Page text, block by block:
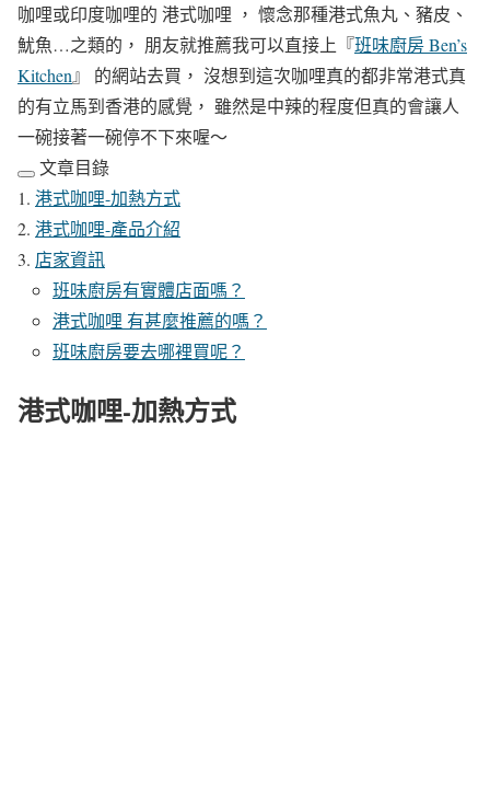
咖哩或印度咖哩的 港式咖哩 ， 懷念那種港式魚丸、豬皮、
魷魚…之類的， 朋友就推薦我可以直接上『班味廚房 Ben’s
Kitchen』 的網站去買， 沒想到這次咖哩真的都非常港式真
的有立馬到香港的感覺， 雖然是中辣的程度但真的會讓人
一碗接著一碗停不下來喔～
文章目錄
港式咖哩-加熱方式
港式咖哩-產品介紹
店家資訊
班味廚房有實體店面嗎？
港式咖哩 有甚麼推薦的嗎？
班味廚房要去哪裡買呢？
港式咖哩-加熱方式